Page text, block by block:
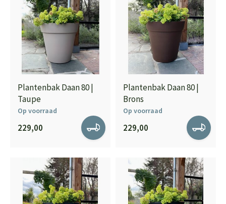
Plantenbak Daan 80 |
Taupe
Op voorraad
229,00
Plantenbak Daan 80 |
Brons
Op voorraad
229,00